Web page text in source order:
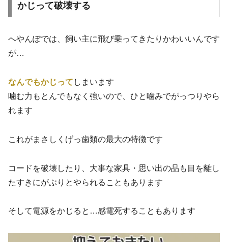
かじって破壊する
へやんぽでは、飼い主に飛び乗ってきたりかわいいんです
が…
なんでもかじって しまいます
噛む力もとんでもなく強いので、ひと噛みでがっつりやら
れます
これがまさしくげっ歯類の最大の特徴です
コードを破壊したり、大事な家具・思い出の品も目を離し
たすきにがぶりとやられることもあります
そして電源をかじると…感電死することもあります